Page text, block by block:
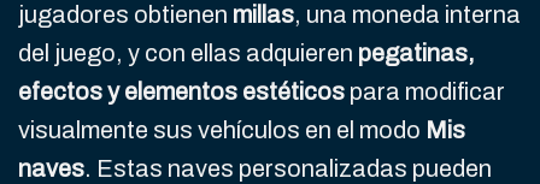
jugadores obtienen millas, una moneda interna
del juego, y con ellas adquieren pegatinas,
efectos y elementos estéticos para modificar
visualmente sus vehículos en el modo Mis
naves. Estas naves personalizadas pueden